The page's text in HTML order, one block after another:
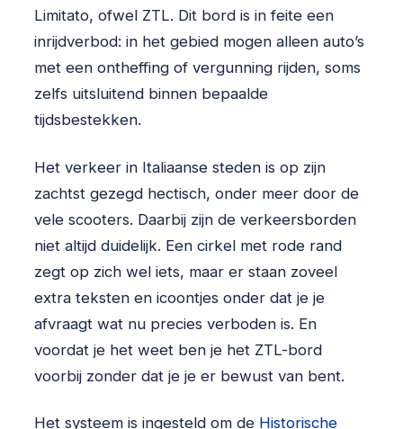
Limitato, ofwel ZTL. Dit bord is in feite een
inrijdverbod: in het gebied mogen alleen auto’s
met een ontheffing of vergunning rijden, soms
zelfs uitsluitend binnen bepaalde
tijdsbestekken.
Het verkeer in Italiaanse steden is op zijn
zachtst gezegd hectisch, onder meer door de
vele scooters. Daarbij zijn de verkeersborden
niet altijd duidelijk. Een cirkel met rode rand
zegt op zich wel iets, maar er staan zoveel
extra teksten en icoontjes onder dat je je
afvraagt wat nu precies verboden is. En
voordat je het weet ben je het ZTL-bord
voorbij zonder dat je je er bewust van bent.
Het systeem is ingesteld om de Historische